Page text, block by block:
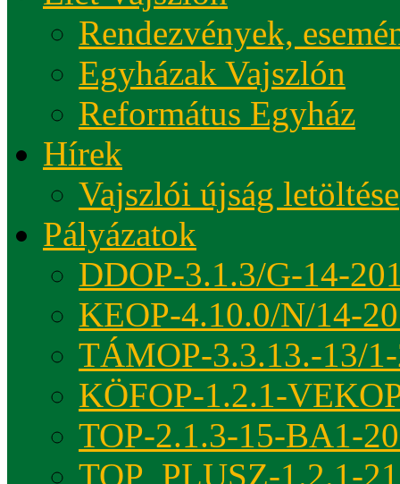
Rendezvények,
Egyházak Vajszlón
Református Egyház
Hírek
Vajszlói újság letöltése
Pályázatok
DDOP-3.1.3/G-14-
KEOP-4.10.0/N/14-
TÁMOP-3.3.13.-13/
KÖFOP-1.2.1-
TOP-2.1.3-15-BA1-
TOP_PLUSZ-1.2.1-